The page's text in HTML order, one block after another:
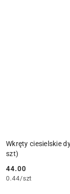
Wkręty ciesielskie
szt)
Cena:
44.00
0.44/szt